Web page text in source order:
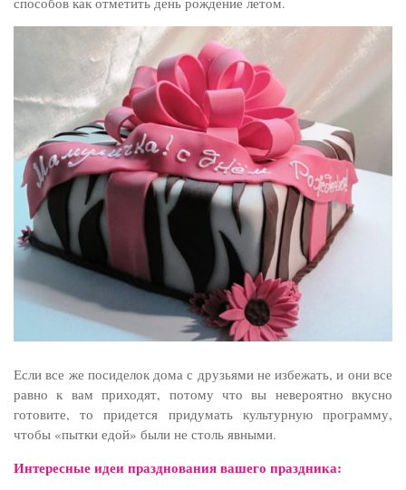
Если все же посиделок дома с друзьями не избежать, и они все
равно к вам приходят, потому что вы невероятно вкусно
готовите, то придется придумать культурную программу,
чтобы «пытки едой» были не столь явными.
Интересные идеи празднования вашего праздника: